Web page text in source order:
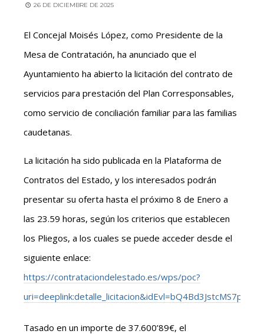
26 DE DICIEMBRE DE 2025
El Concejal Moisés López, como Presidente de la
Mesa de Contratación, ha anunciado que el
Ayuntamiento ha abierto la licitación del contrato de
servicios para prestación del Plan Corresponsables,
como servicio de conciliación familiar para las familias
caudetanas.
La licitación ha sido publicada en la Plataforma de
Contratos del Estado, y los interesados podrán
presentar su oferta hasta el próximo 8 de Enero a
las 23.59 horas, según los criterios que establecen
los Pliegos, a los cuales se puede acceder desde el
siguiente enlace:
https://contrataciondelestado.es/wps/poc?
Tasado en un importe de 37.600’89€, el